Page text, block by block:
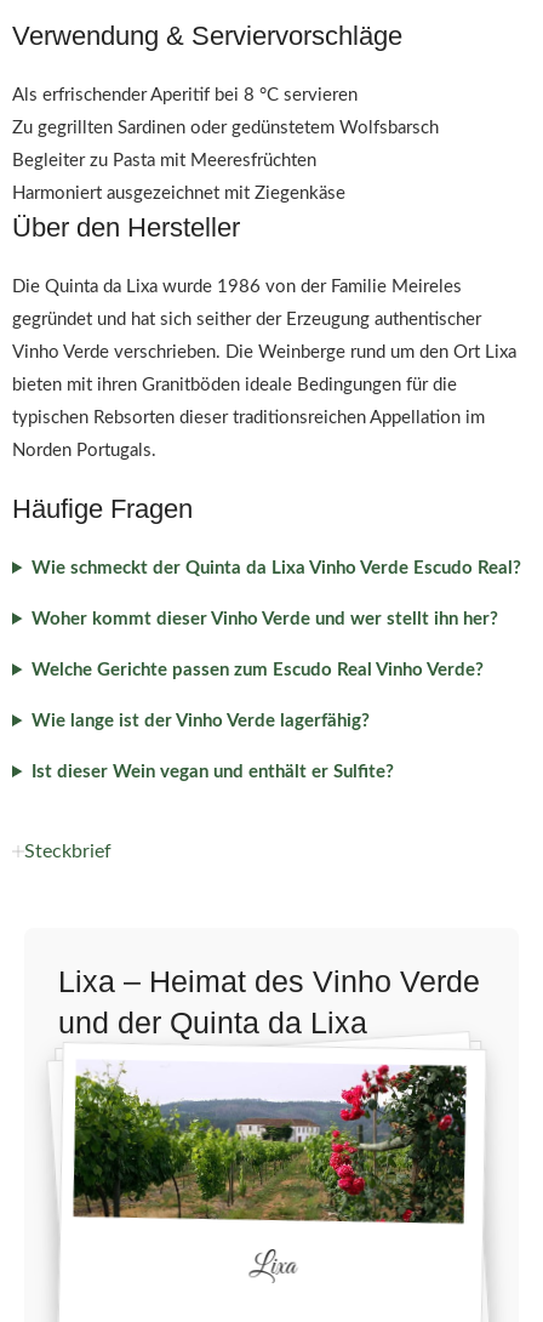
Verwendung & Serviervorschläge
Als erfrischender Aperitif bei 8 °C servieren
Zu gegrillten Sardinen oder gedünstetem Wolfsbarsch
Begleiter zu Pasta mit Meeresfrüchten
Harmoniert ausgezeichnet mit Ziegenkäse
Über den Hersteller
Die Quinta da Lixa wurde 1986 von der Familie Meireles
gegründet und hat sich seither der Erzeugung authentischer
Vinho Verde verschrieben. Die Weinberge rund um den Ort Lixa
bieten mit ihren Granitböden ideale Bedingungen für die
typischen Rebsorten dieser traditionsreichen Appellation im
Norden Portugals.
Häufige Fragen
Wie schmeckt der Quinta da Lixa Vinho Verde Escudo Real?
Woher kommt dieser Vinho Verde und wer stellt ihn her?
Welche Gerichte passen zum Escudo Real Vinho Verde?
Wie lange ist der Vinho Verde lagerfähig?
Ist dieser Wein vegan und enthält er Sulfite?
Steckbrief
Lixa – Heimat des Vinho Verde
und der Quinta da Lixa
Lixa